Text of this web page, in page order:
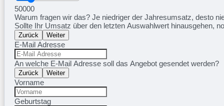
50000
Warum fragen wir das? Je niedriger der Jahresumsatz, desto
Sollte Ihr Umsatz über den letzten Auswahlwert hinausgehen,
Zurück Weiter
E-Mail Adresse
An welche E-Mail Adresse soll das Angebot gesendet werden?
Zurück Weiter
Vorname
Geburtstag